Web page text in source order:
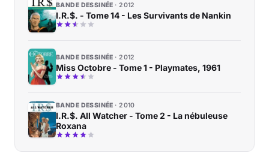
BANDE DESSINÉE 2012
I.R.$. - Tome 14 - Les Survivants de Nankin
BANDE DESSINÉE 2012
Miss Octobre - Tome 1 - Playmates, 1961
BANDE DESSINÉE 2010
I.R.$. All Watcher - Tome 2 - La nébuleuse
Roxana